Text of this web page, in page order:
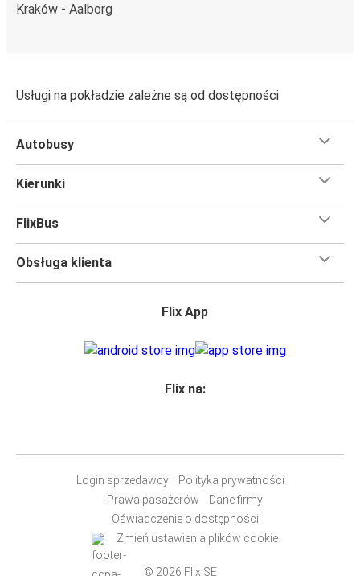
Kraków - Aalborg
Usługi na pokładzie zależne są od dostępności
Autobusy
Kierunki
FlixBus
Obsługa klienta
Flix App
Flix na:
Login sprzedawcy
Polityka prywatności
Prawa pasażerów
Dane firmy
Oświadczenie o dostępności
Zmień ustawienia plików cookie
© 2026 Flix SE